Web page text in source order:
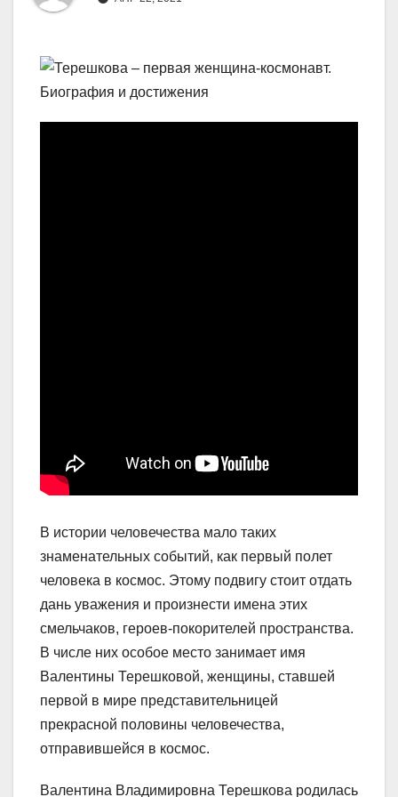
В истории человечества мало таких
знаменательных событий, как первый полет
человека в космос. Этому подвигу стоит отдать
дань уважения и произнести имена этих
смельчаков, героев-покорителей пространства.
В числе них особое место занимает имя
Валентины Терешковой, женщины, ставшей
первой в мире представительницей
прекрасной половины человечества,
отправившейся в космос.
Валентина Владимировна Терешкова родилась